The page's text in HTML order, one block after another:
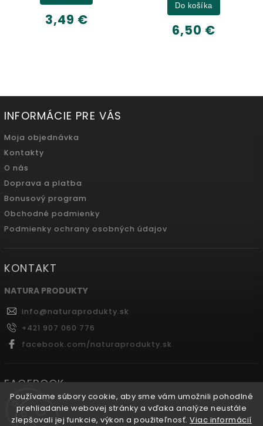
Používame súbory cookie, aby sme vám umožnili pohodlné
prehliadanie webovej stránky a vďaka analýze neustále
zlepšovali jej funkcie, výkon a použiteľnosť.Viac informácií
3,49 €
6,50 €
Do košíka
INFORMÁCIE PRE VÁS
Moja objednávka
Kontakty
O nás
Doprava a platba
Bonusový program
Obchodné podmienky
Podmienky ochrany osobných údajov
KONTAKT
NATURA PRODUKTY
info@naturaprodukty.sk
+421 907 060 776
facebook.com/naturaprodukty.sk
FACEBOOK